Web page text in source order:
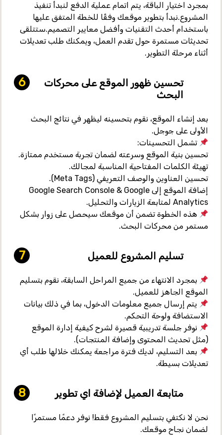
بمجرد اختيار الباقة، يتم اتمام عملية الدفع لنبدأ تنفيذ
المشروع.نبدأ بتطوير موقعك وفقًا للخطة المتفق عليها
باستخدام أحدث التقنيات وأفضل معايير التصميم.ستتلقى
تحديثات مستمرة حول تقدم العمل، ويمكنك طلب تعديلات
أثناء مرحلة التطوير.
تحسين ظهور الموقع على محركات
البحث
بعد إنشاء الموقع، نقوم بتحسينه ليظهر في نتائج البحث
الأولى على جوجل.
تشمل التحسينات:
تحسين بنية الموقع وسرعته لضمان تجربة مستخدم ممتازة.
تهيئة الكلمات المفتاحية المناسبة لمجالك.
تحسين العناوين والوصف التعريفي (Meta Tags)
.
إضافة الموقع إلى Google Search Console & Google
Analytics لمتابعة الزيارات والتحليل.
هذه الخطوة تضمن أن موقعك سيحصل على زوار بشكل
مستمر من محركات البحث.
تسليم المشروع للعميل
بمجرد الانتهاء من جميع المراحل السابقة، نقوم بتسليم
الموقع الجاهز للعميل.
يتم إرسال جميع معلومات الدخول، بما في ذلك بيانات
الاستضافة ولوحة التحكم.
نوفر جلسة تدريبية قصيرة لشرح كيفية إدارة الموقع
(مثل تحديث المحتوى وإضافة المنتجات).
بعد التسليم، لديك فترة مراجعة يمكنك خلالها طلب أي
تعديلات بسيطة.
متابعة العميل لإضافة اي تطوير
نحن لا نكتفي بتسليم المشروع فقط! نوفر دعمًا مستمرًا
لضمان نجاح موقعك.